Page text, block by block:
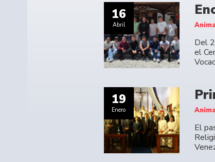
16
Abril
Del
el
19
Enero
El